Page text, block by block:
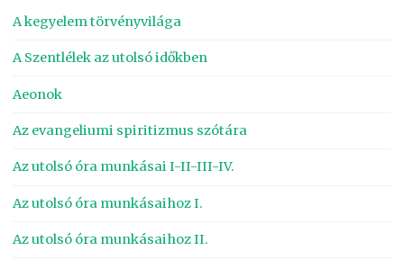
A kegyelem törvényvilága
A Szentlélek az utolsó időkben
Aeonok
Az evangeliumi spiritizmus szótára
Az utolsó óra munkásai I-II-III-IV.
Az utolsó óra munkásaihoz I.
Az utolsó óra munkásaihoz II.